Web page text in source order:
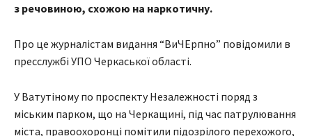
з речовиною, схожою на наркотичну.
Про це журналістам видання “ВиЧЕрпно” повідомили в
пресслужбі УПО Черкаської області.
У Ватутіному по проспекту Незалежності поряд з
міським парком, що на Черкащині, під час патрулювання
міста, правоохоронці помітили підозрілого перехожого,